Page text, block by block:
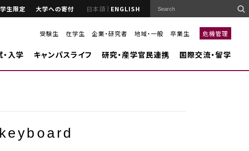
生限定 大学への寄付 日本語 ENGLISH
受験生 在学生 企業・研究者 地域・一般 卒業生 危機管理
・入学 キャンパスライフ 研究・産学官民連携 国際交流・留学